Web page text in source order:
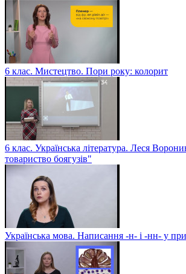
6 клас. Мистецтво. Пори року: колорит
6 клас. Українська література. Леся
товариство боягузів"
Українська мова. Написання -н- і -нн- у